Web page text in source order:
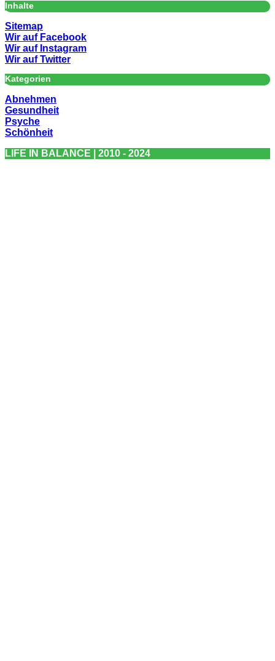
Inhalte
Sitemap
Wir auf Facebook
Wir auf Instagram
Wir auf Twitter
Kategorien
Abnehmen
Gesundheit
Psyche
Schönheit
LIFE IN BALANCE | 2010 - 2024